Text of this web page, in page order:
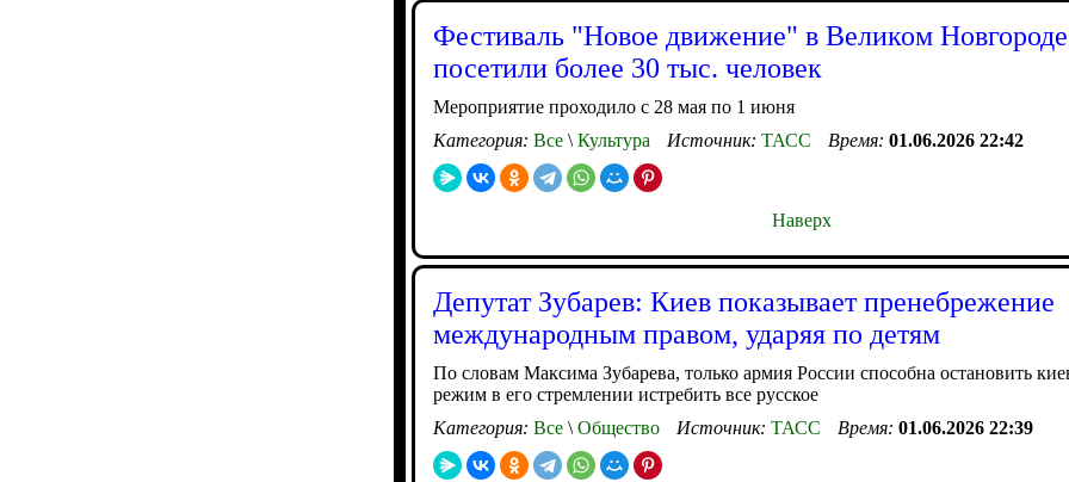
Фестиваль "Новое движение" в Великом Новгороде
посетили более 30 тыс. человек
Мероприятие проходило с 28 мая по 1 июня
Категория: Все \ Культура Источник: ТАСС Время: 01.06.2026 22:42
Наверх
Депутат Зубарев: Киев показывает пренебрежение
международным правом, ударяя по детям
По словам Максима Зубарева, только армия России способна остановить
режим в его стремлении истребить все русское
Категория: Все \ Общество Источник: ТАСС Время: 01.06.2026 22:39